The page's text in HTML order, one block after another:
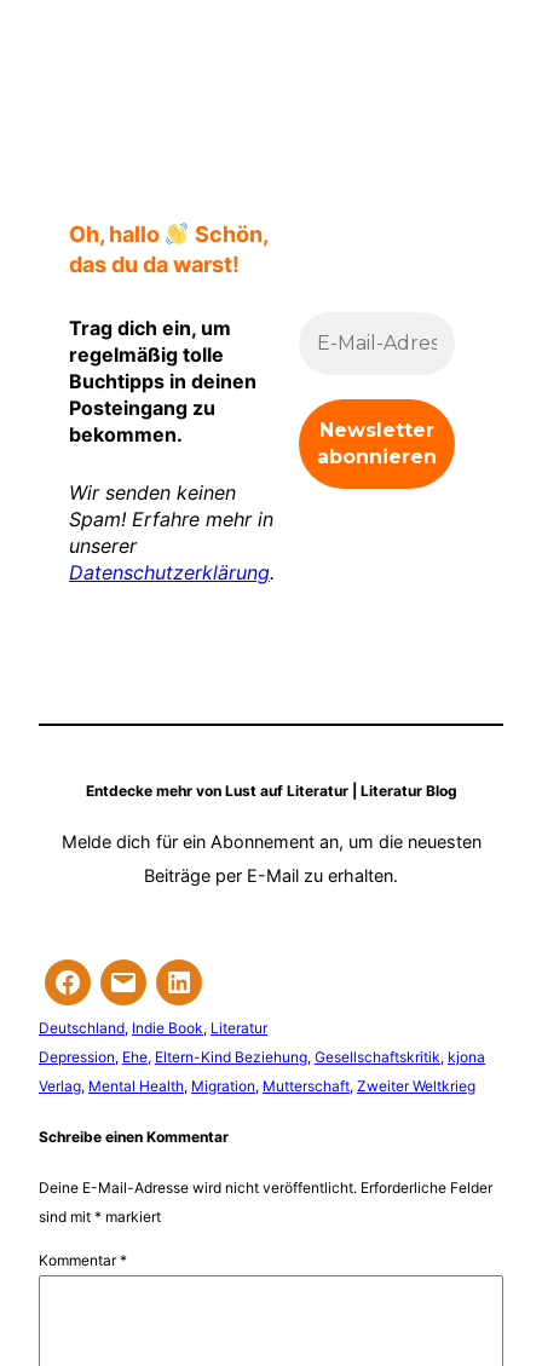
Oh, hallo
Schön,
das du da warst!
Trag dich ein, um
regelmäßig tolle
Buchtipps in deinen
Posteingang zu
bekommen.
Wir senden keinen
Spam! Erfahre mehr in
unserer
Datenschutzerklärung.
Entdecke mehr von Lust auf Literatur | Literatur Blog
Melde dich für ein Abonnement an, um die neuesten
Beiträge per E-Mail zu erhalten.
Deutschland, Indie Book, Literatur
Depression, Ehe, Eltern-Kind Beziehung, Gesellschaftskritik, kjona
Verlag, Mental Health, Migration, Mutterschaft, Zweiter Weltkrieg
Schreibe einen Kommentar
Deine E-Mail-Adresse wird nicht veröffentlicht. Erforderliche Felder
sind mit * markiert
Kommentar*